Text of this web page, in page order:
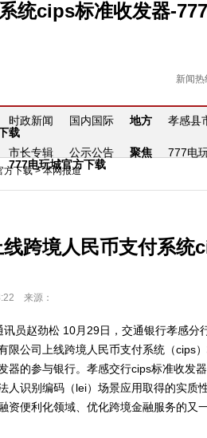
统cips标准收发器-
新闻
时政新闻 国内国际 地方 孝感县
载
市长专辑 公示公告 聚焦 777电
777电玩城官方下载
方下载>本网报道
跨境人民币支付系统
来源：
赵劲松 10月29日，交通银行孝感分
限公司上线跨境人民币支付系统（cips
器的参与银行。孝感交行cips标准收发
人识别编码（lei）场景应用取得的实质
资便利化领域、优化跨境金融服务的又